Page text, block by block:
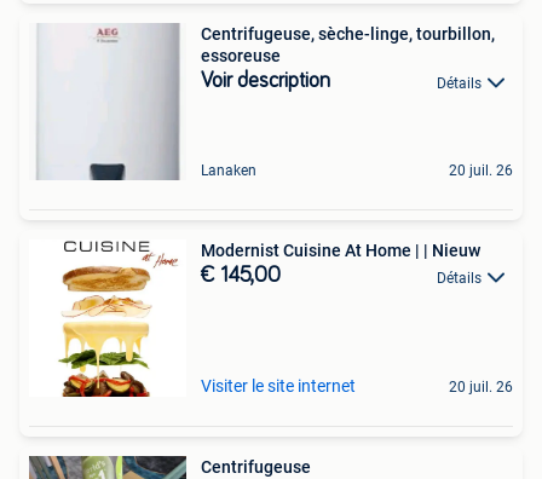
Centrifugeuse, sèche-linge, tourbillon,
essoreuse
Voir description Détails
Lanaken 20 juil. 26
Modernist Cuisine At Home | | Nieuw
€ 145,00 Détails
Visiter le site internet 20 juil. 26
Centrifugeuse